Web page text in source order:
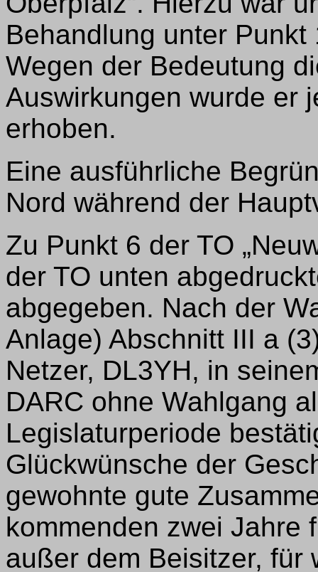
Behandlung unter
Wegen der Bedeutung
Auswirkungen wurde er
erhoben.
Eine ausführliche
Nord während der
Zu Punkt 6 der TO
der TO unten
abgegeben. Nach der
Anlage) Abschnitt III a
Netzer, DL3YH, in
DARC ohne Wahlgang
Legislaturperiode
Glückwünsche der
gewohnte gute
kommenden zwei Jahre
außer dem Beisitzer, für